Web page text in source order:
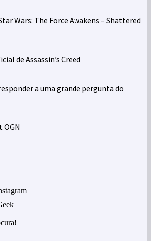
Wars: The Force Awakens – Shattered
de Assassin’s Creed
a uma grande pergunta do